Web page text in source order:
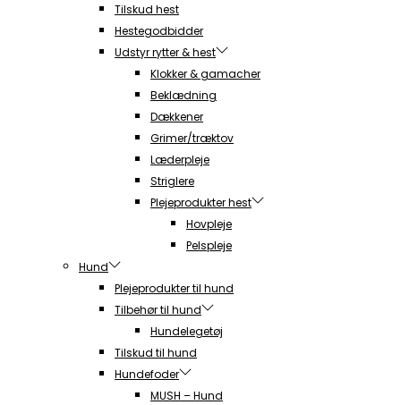
Tilskud hest
Hestegodbidder
Udstyr rytter & hest
Klokker & gamacher
Beklædning
Dækkener
Grimer/træktov
Læderpleje
Striglere
Plejeprodukter hest
Hovpleje
Pelspleje
Hund
Plejeprodukter til hund
Tilbehør til hund
Hundelegetøj
Tilskud til hund
Hundefoder
MUSH – Hund